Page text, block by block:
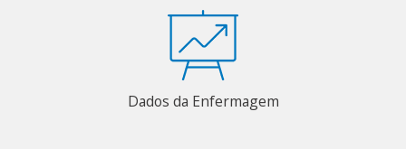
Dados da Enfermagem